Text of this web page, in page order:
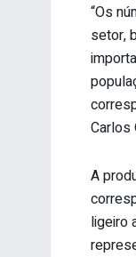
“Os
setor,
Carlos
A
ligeiro